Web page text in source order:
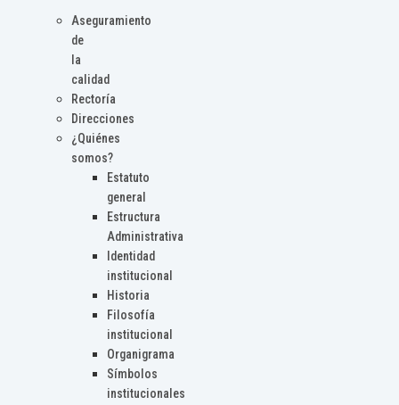
Aseguramiento
de
la
calidad
Rectoría
Direcciones
¿Quiénes
somos?
Estatuto
general
Estructura
Administrativa
Identidad
institucional
Historia
Filosofía
institucional
Organigrama
Símbolos
institucionales